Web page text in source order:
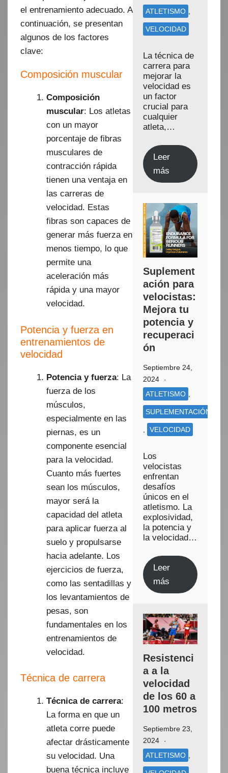
el entrenamiento adecuado. A
continuación, se presentan
algunos de los factores
clave:
Composición muscular
Composición
muscular: Los atletas
con un mayor
porcentaje de fibras
musculares de
contracción rápida
tienen una ventaja en
las carreras de
velocidad. Estas
fibras son capaces de
generar más fuerza en
menos tiempo, lo que
permite una
aceleración más
rápida y una mayor
velocidad.
Potencia y fuerza en
entrenamientos de
velocidad
Potencia y fuerza: La
fuerza de los
músculos,
especialmente en las
piernas, es un
componente esencial
para la velocidad.
Cuanto más fuertes
sean los músculos,
mayor será la
capacidad del atleta
para aplicar fuerza al
suelo y propulsarse
hacia adelante. Los
ejercicios de fuerza,
como las sentadillas y
los levantamientos de
pesas, son
fundamentales en los
entrenamientos de
velocidad.
Técnica de carrera
Técnica de carrera:
La forma en que un
atleta corre puede
afectar drásticamente
su velocidad. Una
buena técnica incluye
ATLETISMO
VELOCIDAD
La técnica de
carrera para
mejorar la
velocidad es
un factor
crucial para
cualquier
atleta,…
Leer
más
Suplement
ación para
velocistas:
Mejora tu
potencia y
recuperaci
ón
Septiembre 24,
2024
ATLETISMO
SUPLEMENTACIÓN
VELOCIDAD
Los
velocistas
enfrentan
desafíos
únicos en el
atletismo. La
explosividad,
la potencia y
la velocidad…
Leer
más
Resistenci
a a la
velocidad
de los 60 a
100 metros
Septiembre 23,
2024
ATLETISMO